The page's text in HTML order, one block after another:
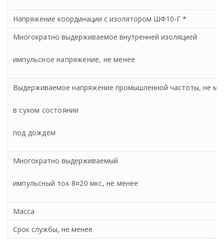
Напряжение координации с изолятором ШФ10-Г *
Многократно выдерживаемое внутренней изоляцией
импульсное напряжение, не менее
Выдерживаемое напряжение промышленной частоты, не
в сухом состоянии
под дождём
Многократно выдерживаемый
импульсный ток 8¤20 мкс, не менее
Масса
Срок службы, не менее